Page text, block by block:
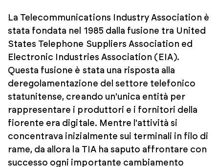
La Telecommunications Industry Association è
stata fondata nel 1985 dalla fusione tra United
States Telephone Suppliers Association ed
Electronic Industries Association (EIA).
Questa fusione è stata una risposta alla
deregolamentazione del settore telefonico
statunitense, creando un'unica entità per
rappresentare i produttori e i fornitori della
fiorente era digitale. Mentre l'attività si
concentrava inizialmente sui terminali in filo di
rame, da allora la TIA ha saputo affrontare con
successo ogni importante cambiamento